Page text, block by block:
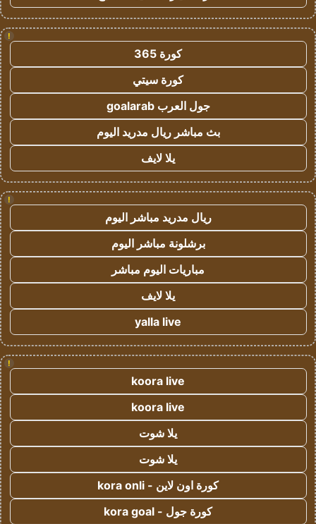
!
كورة 365
كورة سيتي
جول العرب goalarab
بث مباشر ريال مدريد اليوم
يلا لايف
!
ريال مدريد مباشر اليوم
برشلونة مباشر اليوم
مباريات اليوم مباشر
يلا لايف
yalla live
!
koora live
koora live
يلا شوت
يلا شوت
كورة اون لاين - kora onli
كورة جول - kora goal